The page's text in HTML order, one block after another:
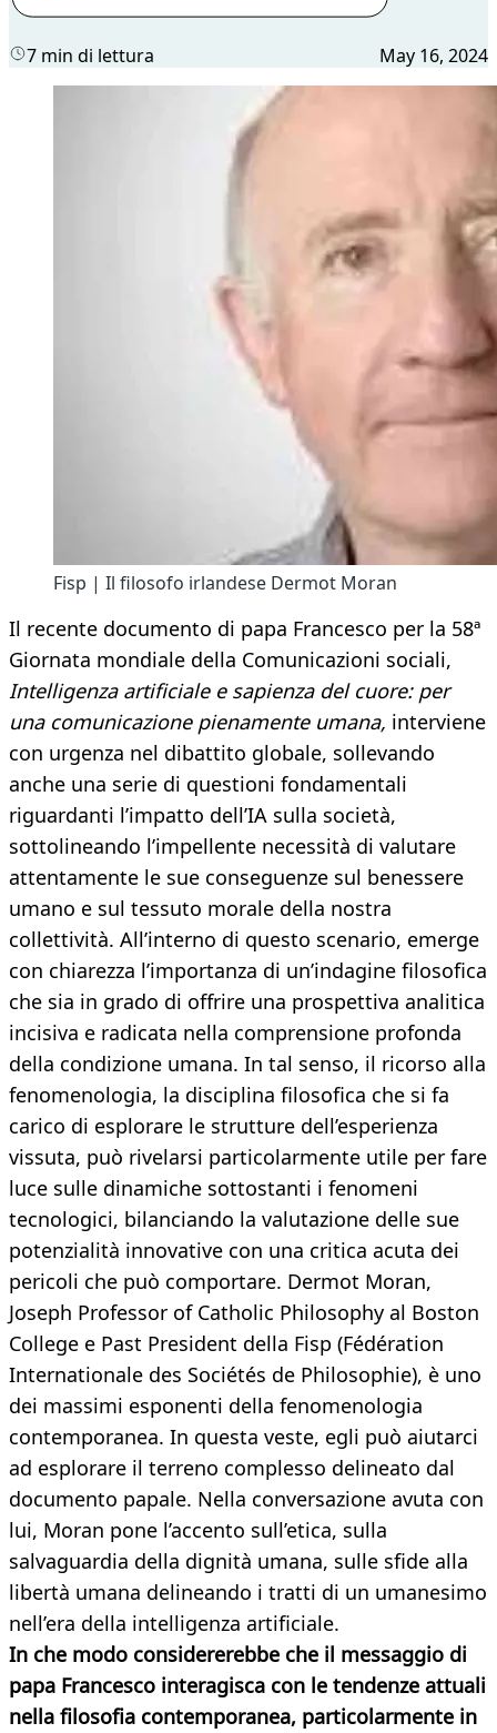
7 min di lettura May 16, 2024
Fisp | Il filosofo irlandese Dermot Moran
Il recente documento di papa Francesco per la 58ª
Giornata mondiale della Comunicazioni sociali,
Intelligenza artificiale e sapienza del cuore: per
una comunicazione pienamente umana, interviene
con urgenza nel dibattito globale, sollevando
anche una serie di questioni fondamentali
riguardanti l’impatto dell’IA sulla società,
sottolineando l’impellente necessità di valutare
attentamente le sue conseguenze sul benessere
umano e sul tessuto morale della nostra
collettività. All’interno di questo scenario, emerge
con chiarezza l’importanza di un’indagine filosofica
che sia in grado di offrire una prospettiva analitica
incisiva e radicata nella comprensione profonda
della condizione umana. In tal senso, il ricorso alla
fenomenologia, la disciplina filosofica che si fa
carico di esplorare le strutture dell’esperienza
vissuta, può rivelarsi particolarmente utile per fare
luce sulle dinamiche sottostanti i fenomeni
tecnologici, bilanciando la valutazione delle sue
potenzialità innovative con una critica acuta dei
pericoli che può comportare. Dermot Moran,
Joseph Professor of Catholic Philosophy al Boston
College e Past President della Fisp (Fédération
Internationale des Sociétés de Philosophie), è uno
dei massimi esponenti della fenomenologia
contemporanea. In questa veste, egli può aiutarci
ad esplorare il terreno complesso delineato dal
documento papale. Nella conversazione avuta con
lui, Moran pone l’accento sull’etica, sulla
salvaguardia della dignità umana, sulle sfide alla
libertà umana delineando i tratti di un umanesimo
nell’era della intelligenza artificiale.
In che modo considererebbe che il messaggio di
papa Francesco interagisca con le tendenze attuali
nella filosofia contemporanea, particolarmente in